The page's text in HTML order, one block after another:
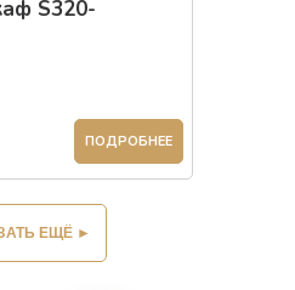
S320-
ПОДРОБНЕЕ